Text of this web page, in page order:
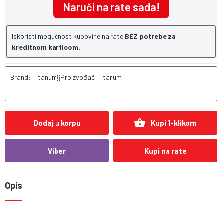
Naruči na rate sada!
Iskoristi mogućnost kupovine na rate BEZ potrebe za
kreditnom karticom.
Brand: Titanum§Proizvođač:Titanum
Dodaj u korpu shopping_basket Kupi 1-klikom
Viber Kupi na rate
Opis